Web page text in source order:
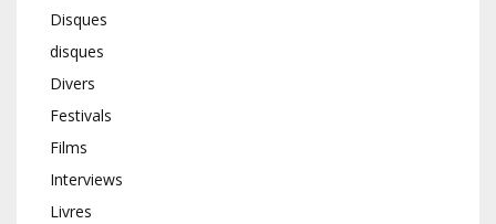
Disques
disques
Divers
Festivals
Films
Interviews
Livres